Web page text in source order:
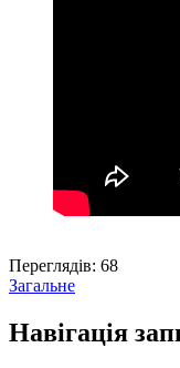
Переглядів: 68
Загальне
Навігація